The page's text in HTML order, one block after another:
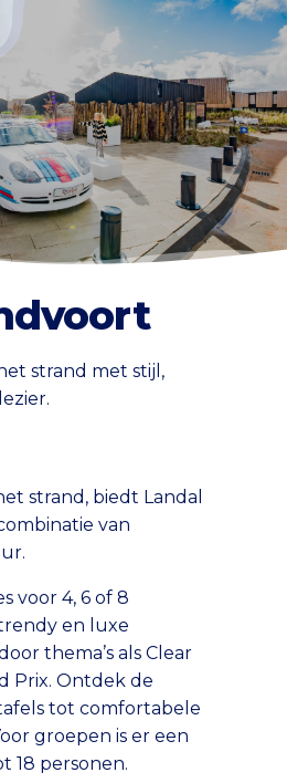
strand met stijl,
strand, biedt Landal
van
voor 4, 6 of 8
en luxe
thema’s als Clear
Prix. Ontdek de
tot comfortabele
groepen is er een
18 personen.